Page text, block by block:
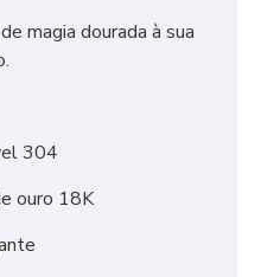
magia dourada à sua
304
ouro 18K